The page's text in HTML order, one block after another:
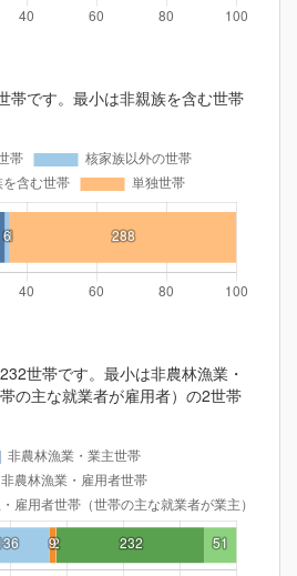
帯です。最小は非親族を含む世帯
世帯です。最小は非農林漁業・
の主な就業者が雇用者）の2世帯